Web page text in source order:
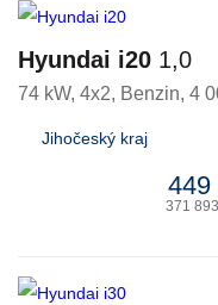
Hyundai i20 1,0
74 kW, 4x2, Benzin, 4
Jihočeský kraj
449
371